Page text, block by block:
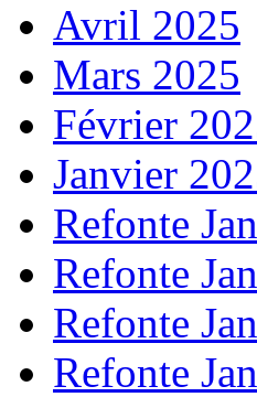
Avril 2025
Mars 2025
Février
Janvier
Refonte
Refonte
Refonte
Refonte